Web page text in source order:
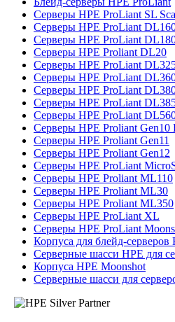
Серверы HPE ProLiant SL
Серверы HPE ProLiant
Серверы HPE ProLiant
Серверы HPE Proliant DL20
Серверы HPE ProLiant
Серверы HPE ProLiant
Серверы HPE ProLiant
Серверы HPE ProLiant
Серверы HPE ProLiant
Серверы HPE Proliant Gen10
Серверы HPE Proliant Gen11
Серверы HPE Proliant Gen12
Серверы HPE ProLiant
Серверы HPE Proliant ML110
Серверы HPE Proliant ML30
Серверы HPE Proliant ML350
Серверы HPE ProLiant XL
Серверы HPE ProLiant
Корпуса для блейд-серверов
Серверные шасси HPE для
Корпуса HPE Moonshot
Серверные шасси для